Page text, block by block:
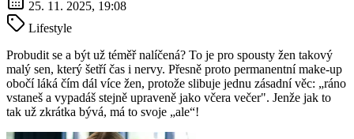
25. 11. 2025, 19:08
Lifestyle
Probudit se a být už téměř nalíčená? To je pro spousty žen takový
malý sen, který šetří čas i nervy. Přesně proto permanentní make-up
obočí láká čím dál více žen, protože slibuje jednu zásadní věc: „ráno
vstaneš a vypadáš stejně upraveně jako včera večer". Jenže jak to
tak už zkrátka bývá, má to svoje „ale“!